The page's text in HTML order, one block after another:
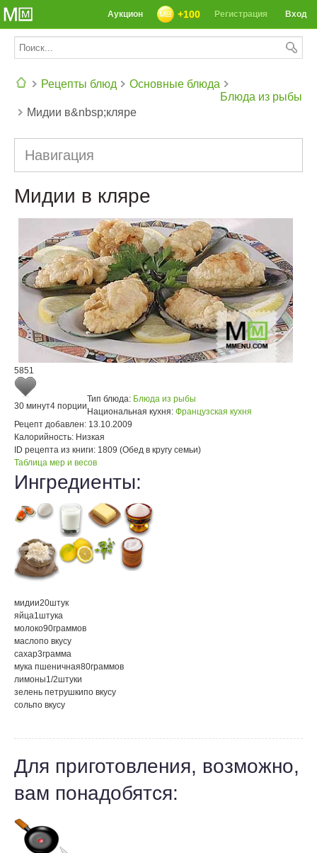
СЕГОДНЯ: 39142 РЕЦЕПТА
Вход
Регистрация
+100
Аукцион
Рецепты блюд
Основные блюда
Блюда из рыбы
Мидии в&nbsp;кляре
Навигация
Мидии в кляре
5851
30 минут4 порции
Тип блюда: Блюда из рыбы
Национальная кухня: Французская кухня
Рецепт добавлен: 13.10.2009
Калорийность: Низкая
ID рецепта из книги: 1809 (Обед в кругу семьи)
Таблица мер и весов
Ингредиенты:
мидии20штук
яйца1штука
молоко90граммов
маслопо вкусу
сахар3грамма
мука пшеничная80граммов
лимоны1/2штуки
зелень петрушкипо вкусу
сольпо вкусу
Для приготовления, возможно,
вам понадобятся: